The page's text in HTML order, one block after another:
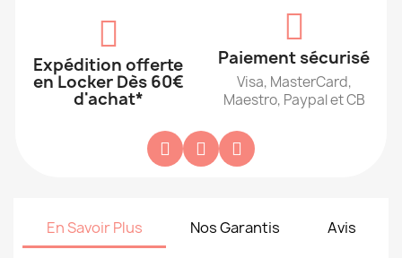
Expédition offerte
en Locker Dès 60€
d'achat*
Paiement sécurisé
Visa, MasterCard,
Maestro, Paypal et CB
En Savoir Plus Nos Garantis Avis